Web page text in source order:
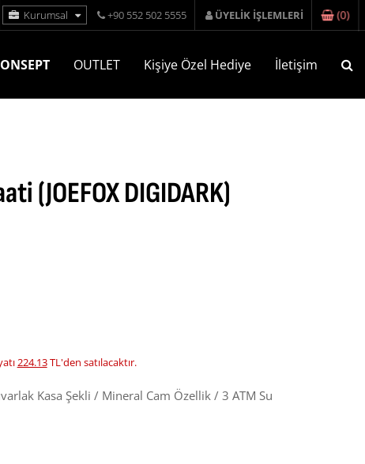
Kurumsal +90 552 502 5555 ÜYELİK İŞLEMLERİ (0)
OUTLET Kişiye Özel Hediye İletişim
(JOEFOX DIGIDARK)
224.13TL'den satılacaktır.
Kasa Şekli / Mineral Cam Özellik / 3 ATM Su